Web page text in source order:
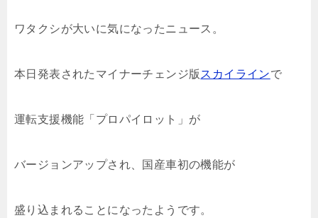
ワタクシが大いに気になったニュース。
本日発表されたマイナーチェンジ版スカイラインで
運転支援機能「プロパイロット」が
バージョンアップされ、国産車初の機能が
盛り込まれることになったようです。